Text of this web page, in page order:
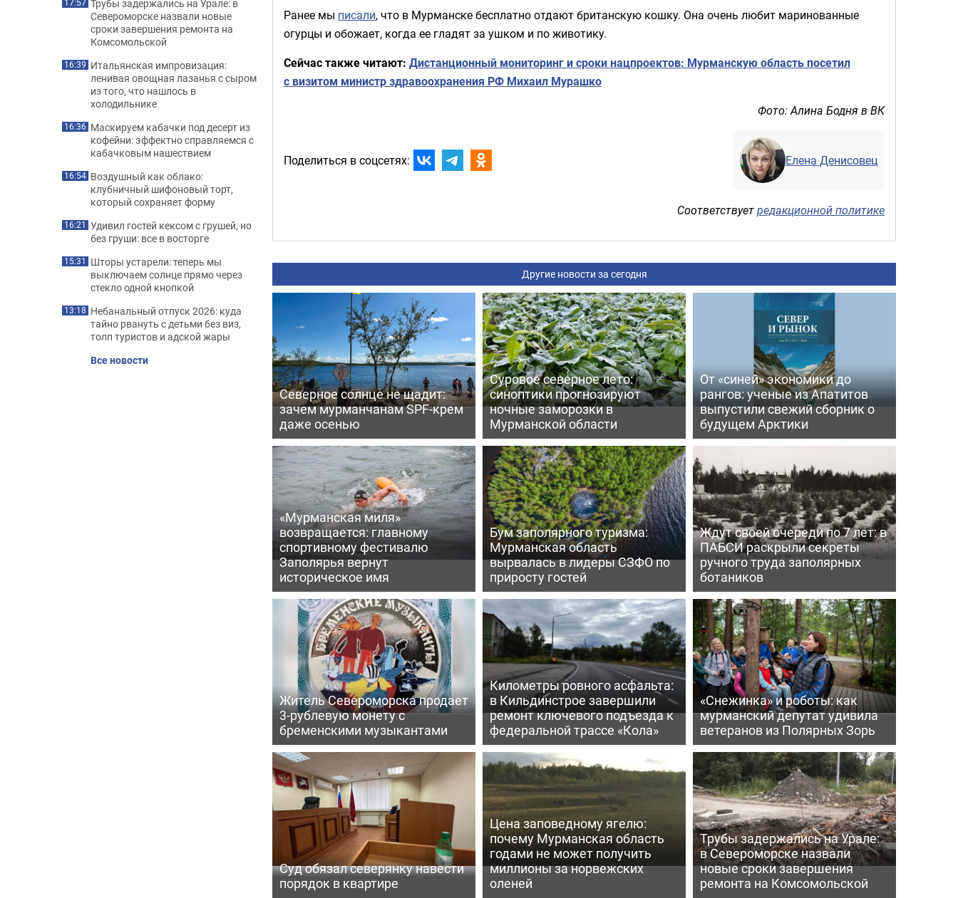
Ранее мы писали, что в Мурманске бесплатно отдают британскую кошку. Она очень любит маринованные
огурцы и обожает, когда ее гладят за ушком и по животику.
Сейчас также читают: Дистанционный мониторинг и сроки нацпроектов: Мурманскую область посетил
с визитом министр здравоохранения РФ Михаил Мурашко
Фото: Алина Бодня в ВК
Поделиться в соцсетях: Елена Денисовец
Соответствуетредакционной политике
Другие новости за сегодня
Северное солнце не щадит:
зачем мурманчанам SPF-крем
даже осенью
Суровое северное лето:
синоптики прогнозируют
ночные заморозки в
Мурманской области
От «синей» экономики до
рангов: ученые из Апатитов
выпустили свежий сборник о
будущем Арктики
«Мурманская миля»
возвращается: главному
спортивному фестивалю
Заполярья вернут
историческое имя
Бум заполярного туризма:
Мурманская область
вырвалась в лидеры СЗФО по
приросту гостей
Ждут своей очереди по 7 лет: в
ПАБСИ раскрыли секреты
ручного труда заполярных
ботаников
Житель Североморска продает
3-рублевую монету с
бременскими музыкантами
Километры ровного асфальта:
в Кильдинстрое завершили
ремонт ключевого подъезда к
федеральной трассе «Кола»
«Снежинка» и роботы: как
мурманский депутат удивила
ветеранов из Полярных Зорь
Суд обязал северянку навести
порядок в квартире
Цена заповедному ягелю:
почему Мурманская область
годами не может получить
миллионы за норвежских
оленей
Трубы задержались на Урале:
в Североморске назвали
новые сроки завершения
ремонта на Комсомольской
17:57 Трубы задержались на Урале: в
Североморске назвали новые
сроки завершения ремонта на
Комсомольской
16:39 Итальянская импровизация:
ленивая овощная лазанья с сыром
из того, что нашлось в
холодильнике
16:36 Маскируем кабачки под десерт из
кофейни: эффектно справляемся с
кабачковым нашествием
16:54 Воздушный как облако:
клубничный шифоновый торт,
который сохраняет форму
16:21 Удивил гостей кексом с грушей, но
без груши: все в восторге
15:31 Шторы устарели: теперь мы
выключаем солнце прямо через
стекло одной кнопкой
13:18 Небанальный отпуск 2026: куда
тайно рвануть с детьми без виз,
толп туристов и адской жары
Все новости